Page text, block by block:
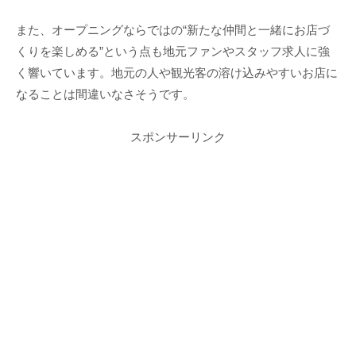
また、オープニングならではの“新たな仲間と一緒にお店づ
くりを楽しめる”という点も地元ファンやスタッフ求人に強
く響いています。地元の人や観光客の溶け込みやすいお店に
なることは間違いなさそうです。
スポンサーリンク